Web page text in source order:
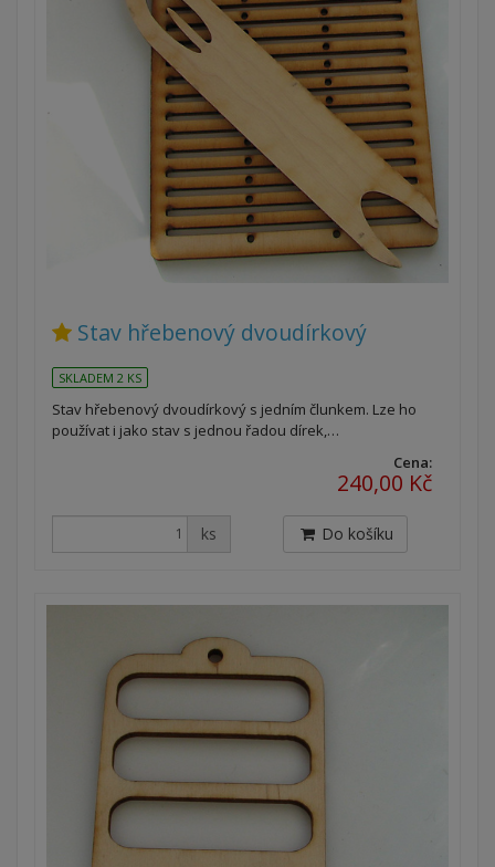
Stav hřebenový dvoudírkový
SKLADEM 2 KS
Stav hřebenový dvoudírkový s jedním člunkem. Lze ho
používat i jako stav s jednou řadou dírek,…
Cena:
240,00 Kč
ks Do košíku